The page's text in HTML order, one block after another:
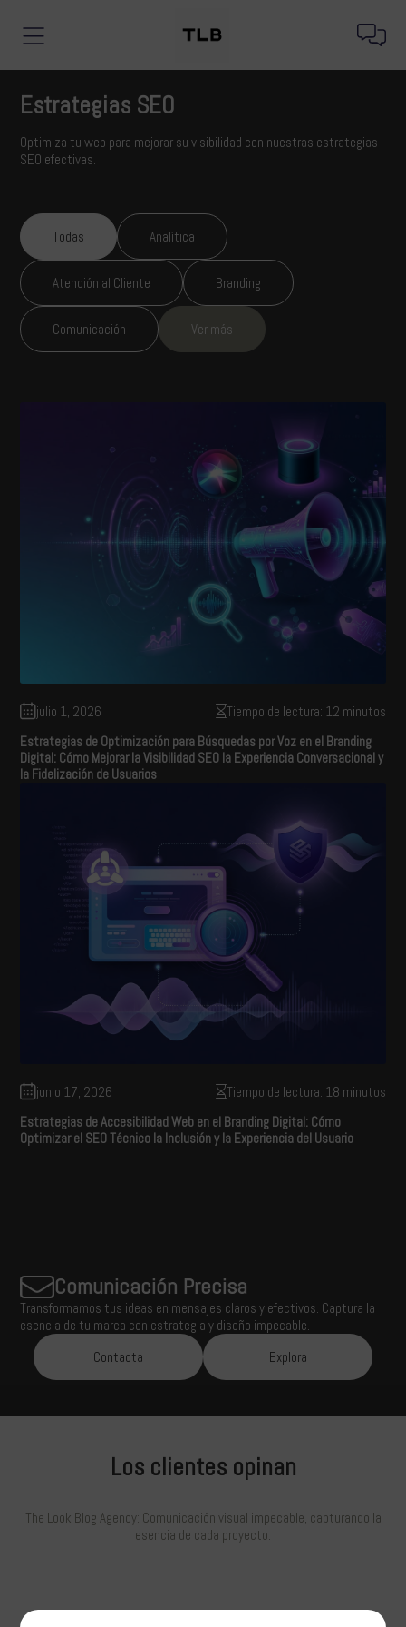
Estrategias SEO
Optimiza tu web para mejorar su visibilidad con nuestras estrategias
SEO efectivas.
Todas Analítica
Atención al Cliente Branding
Comunicación Ver más
julio 1, 2026
Tiempo de lectura: 12 minutos
Estrategias de Optimización para Búsquedas por Voz en el Branding
Digital: Cómo Mejorar la Visibilidad SEO la Experiencia Conversacional y
la Fidelización de Usuarios
junio 17, 2026
Tiempo de lectura: 18 minutos
Estrategias de Accesibilidad Web en el Branding Digital: Cómo
Optimizar el SEO Técnico la Inclusión y la Experiencia del Usuario
Comunicación Precisa
Transformamos tus ideas en mensajes claros y efectivos. Captura la
esencia de tu marca con estrategia y diseño impecable.
Contacta
Explora
Los clientes opinan
The Look Blog Agency: Comunicación visual impecable, capturando la
esencia de cada proyecto.